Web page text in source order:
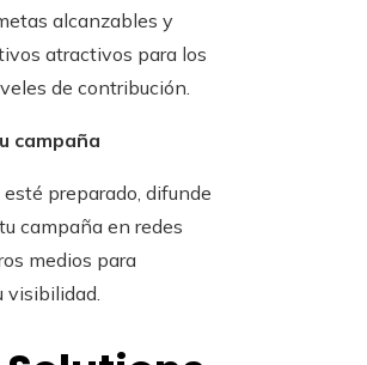
alcanzables y
atractivos para los
de contribución.
campaña
preparado, difunde
campaña en redes
medios para
visibilidad.